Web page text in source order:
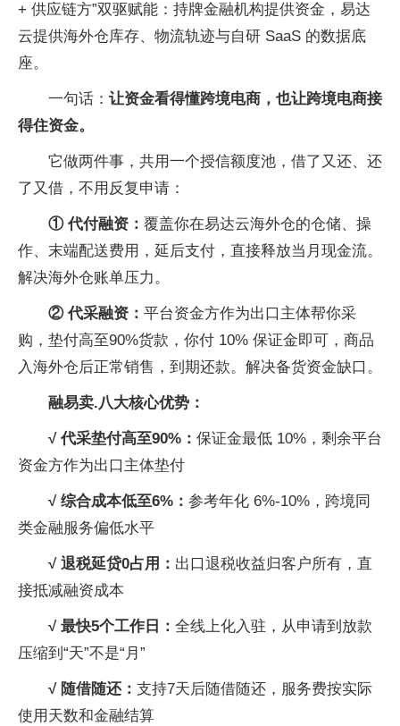
+ 供应链方”双驱赋能：持牌金融机构提供资金，易达
云提供海外仓库存、物流轨迹与自研 SaaS 的数据底
座。
一句话： 让资金看得懂跨境电商，也让跨境电商接
得住资金。
它做两件事，共用一个授信额度池，借了又还、还
了又借，不用反复申请：
① 代付融资： 覆盖你在易达云海外仓的仓储、操
作、末端配送费用，延后支付，直接释放当月现金流。
解决海外仓账单压力。
② 代采融资： 平台资金方作为出口主体帮你采
购，垫付高至90%货款，你付 10% 保证金即可，商品
入海外仓后正常销售，到期还款。解决备货资金缺口。
融易卖.八大核心优势：
√ 代采垫付高至90%： 保证金最低 10%，剩余平台
资金方作为出口主体垫付
√ 综合成本低至6%： 参考年化 6%-10%，跨境同
类金融服务偏低水平
√ 退税延贷0占用： 出口退税收益归客户所有，直
接抵减融资成本
√ 最快5个工作日： 全线上化入驻，从申请到 放款
压缩到“天”不是“月”
√ 随借随还： 支持7天后随借随还，服务费按实际
使用天数和金融结算